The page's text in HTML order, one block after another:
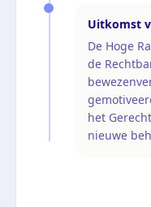
Uitkomst
De Hoge
de
het
nieuwe